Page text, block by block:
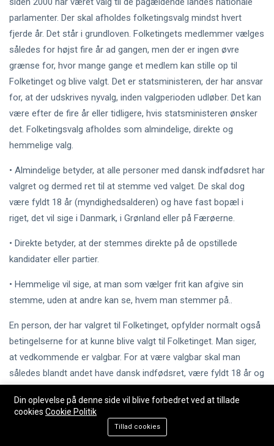
parlamenter. Der skal afholdes folketingsvalg mindst hvert
fjerde år. Det står i grundloven. Folketingets medlemmer vælges
således for højst fire år ad gangen, men der er ingen øvre
grænse for, hvor mange gange et medlem kan stille op til
Folketinget og blive valgt. Det er statsministeren, der har ansvar
for, at der udskrives nyvalg, inden valgperioden udløber. Det kan
være efter de fire år eller tidligere, hvis statsministeren ønsker
det. Folketingsvalg afholdes som almindelige, direkte og
hemmelige valg.
• Almindelige betyder, at alle personer med dansk indfødsret har
valgret og dermed ret til at stemme ved valget. De skal dog
være fyldt 18 år (myndighedsalderen) og have fast bopæl i
riget, det vil sige i Danmark, i Grønland eller på Færøerne.
• Direkte betyder, at der stemmes direkte på de opstillede
kandidater eller partier.
• Hemmelige vil sige, at man som vælger frit kan afgive sin
stemme, uden at andre kan se, hvem man stemmer på..
En person, der har valgret til Folketinget, opfylder normalt også
betingelserne for at kunne blive valgt til Folketinget. Man siger,
at vedkommende er valgbar. For at være valgbar skal man
således blandt andet have dansk indfødsret, være fyldt 18 år og
Men man må ikke være straffet for noget, som i folks øjne gør
én uværdig til at sidde i Folketinget. Det er Folketinget, der
bestemmer, om et dømt medlem skal anses som uværdigt.
Din oplevelse på denne side vil blive forbedret ved at tillade
cookies Cookie Politik
Tillad cookies